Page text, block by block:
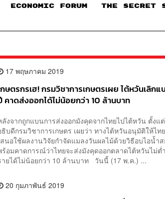
ECONOMIC FORUM THE SECRET
17 พฤษภาคม 2019
กษตรกรเฮ! กรมวิชาการเกษตรเผย ไต้หวันเลิก
คาดส่งออกได้ไม่น้อยกว่า 10 ล้านบาท
ลังจากถูกแบนการส่งออกมังคุดจากไทยไปไต้หวัน ตั้งแ
ธิบดีกรมวิชาการเกษตร เผยว่า ทางไต้หวันอนุมัติให้ไ
สนอใช้ผลงานวิจัยกำจัดแมลงวันผลไม้ด้วยวิธีอบไอน้ำ
ร้อมคาดการณ์ว่าไทยจะส่งมังคุดออกตลาดไต้หวันไม่ต่
ายได้ไม่น้อยกว่า 10 ล้านบาท วันนี้ (17 พ.ค.) ...
20 กุมภาพันธ์ 2019